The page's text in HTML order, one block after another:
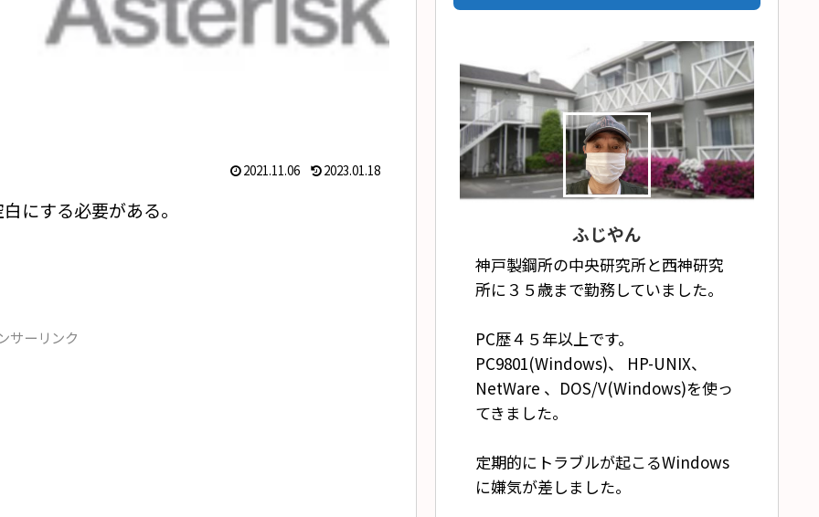
2021.11.06 2023.01.18
にする必要がある。
サーリンク
ふじやん
神戸製鋼所の中央研究所と西神研究
所に３５歳まで勤務していました。
PC歴４５年以上です。
PC9801(Windows)、 HP-UNIX、
NetWare 、DOS/V(Windows)を使っ
てきました。
定期的にトラブルが起こるWindows
に嫌気が差しました。